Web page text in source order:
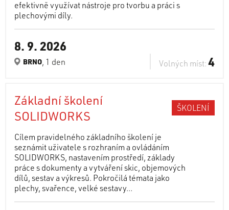
efektivně využívat nástroje pro tvorbu a práci s
plechovými díly.
8. 9. 2026
BRNO, 1 den Volných míst:4
Základní školení
SOLIDWORKS
ŠKOLENÍ
Cílem pravidelného základního školení je
seznámit uživatele s rozhraním a ovládáním
SOLIDWORKS, nastavením prostředí, základy
práce s dokumenty a vytváření skic, objemových
dílů, sestav a výkresů. Pokročilá témata jako
plechy, svařence, velké sestavy...